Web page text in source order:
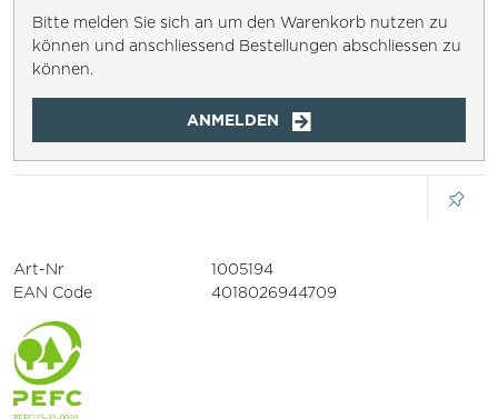
Bitte melden Sie sich an um den Warenkorb nutzen zu
können und anschliessend Bestellungen abschliessen zu
können.
ANMELDEN
Art-Nr
1005194
EAN Code
4018026944709